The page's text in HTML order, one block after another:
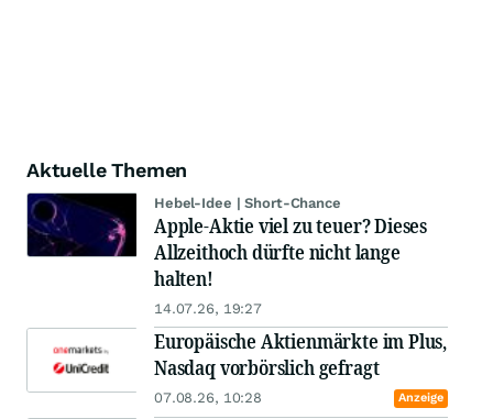
Aktuelle Themen
Hebel-Idee | Short-Chance
Apple-Aktie viel zu teuer? Dieses
Allzeithoch dürfte nicht lange
halten!
14.07.26, 19:27
Europäische Aktienmärkte im Plus,
Nasdaq vorbörslich gefragt
07.08.26, 10:28 Anzeige